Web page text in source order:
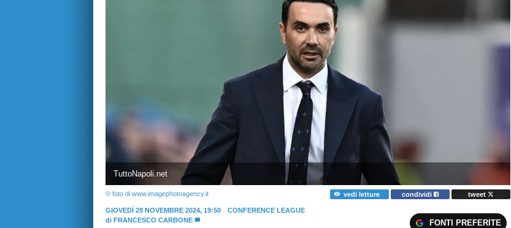
TuttoNapoli.net
© foto di www.imagephotoagency.it vedi letture condividi tweet
GIOVEDÌ 28 NOVEMBRE 2024, 19:50
CONFERENCE LEAGUE
di FRANCESCO CARBONE FONTI PREFERITE